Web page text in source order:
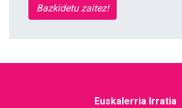
Bazkidetu zaitez!
Euskalerria Irratia